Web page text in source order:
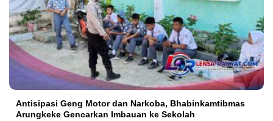
Antisipasi Geng Motor dan Narkoba, Bhabinkamtibmas
Arungkeke Gencarkan Imbauan ke Sekolah